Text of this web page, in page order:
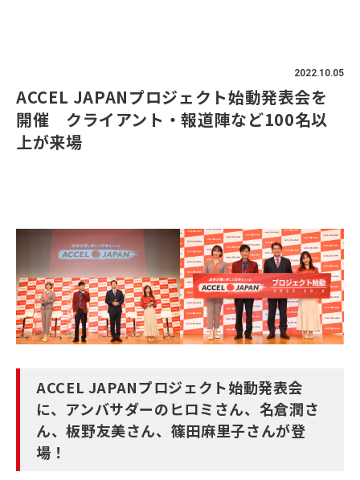
2022.10.05
ACCEL JAPANプロジェクト始動発表会を
開催 クライアント・報道陣など100名以
上が来場
ACCEL JAPANプロジェクト始動発表会
に、アンバサダーのヒロミさん、名倉潤さ
ん、板野友美さん、篠田麻里子さんが登
場！